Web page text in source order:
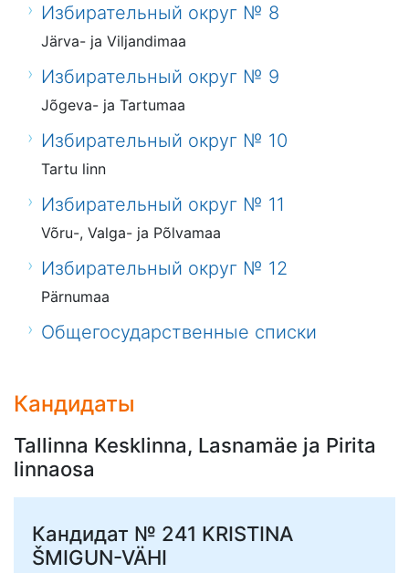
Избирательный округ № 8
Järva- ja Viljandimaa
Избирательный округ № 9
Jõgeva- ja Tartumaa
Избирательный округ № 10
Tartu linn
Избирательный округ № 11
Võru-, Valga- ja Põlvamaa
Избирательный округ № 12
Pärnumaa
Общегосударственные списки
Кандидаты
Tallinna Kesklinna, Lasnamäe ja Pirita
linnaosa
Кандидат № 241 KRISTINA
ŠMIGUN-VÄHI